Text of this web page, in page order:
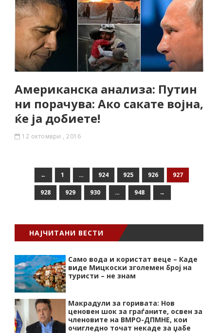
Американска анализа: Путин
ни порачува: Ако сакате војна,
ќе ја добиете!
12 октомври , 2016
← 1 … 924 925 926 927
928 929 930 … 948 →
НАЈЧИТАНИ ВЕСТИ
Само вода и користат веце – Каде
виде Мицкоски зголемен број на
туристи – не знам
Макрадули за горивата: Нов
ценовен шок за граѓаните, освен за
членовите на ВМРО-ДПМНЕ, кои
очигледно точат некаде за џабе